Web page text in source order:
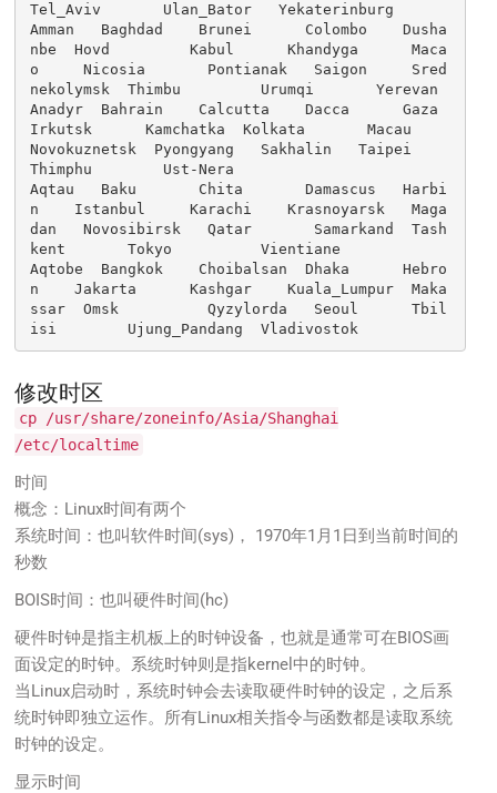
Tel_Aviv       Ulan_Bator   Yekaterinburg
Amman   Baghdad    Brunei      Colombo    Dusha
nbe  Hovd         Kabul      Khandyga      Maca
o     Nicosia       Pontianak   Saigon     Sred
nekolymsk  Thimbu         Urumqi       Yerevan
Anadyr  Bahrain    Calcutta    Dacca      Gaza
Irkutsk      Kamchatka  Kolkata       Macau
Novokuznetsk  Pyongyang   Sakhalin   Taipei
Thimphu        Ust-Nera
Aqtau   Baku       Chita       Damascus   Harbi
n    Istanbul     Karachi    Krasnoyarsk   Maga
dan   Novosibirsk   Qatar       Samarkand  Tash
kent       Tokyo          Vientiane
Aqtobe  Bangkok    Choibalsan  Dhaka      Hebro
n    Jakarta      Kashgar    Kuala_Lumpur  Maka
ssar  Omsk          Qyzylorda   Seoul      Tbil
isi        Ujung_Pandang  Vladivostok
修改时区
cp /usr/share/zoneinfo/Asia/Shanghai
/etc/localtime
时间
概念：Linux时间有两个
系统时间：也叫软件时间(sys)， 1970年1月1日到当前时间的
秒数
BOIS时间：也叫硬件时间(hc)
硬件时钟是指主机板上的时钟设备，也就是通常可在BIOS画
面设定的时钟。系统时钟则是指kernel中的时钟。
当Linux启动时，系统时钟会去读取硬件时钟的设定，之后系
统时钟即独立运作。所有Linux相关指令与函数都是读取系统
时钟的设定。
显示时间